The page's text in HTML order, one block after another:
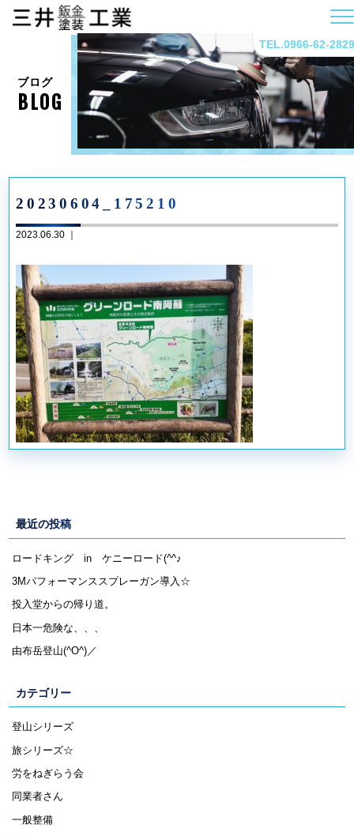
TEL.0966-62-2829
ブログ
BLOG
20230604_175210
2023.06.30 ｜
最近の投稿
ロードキング in ケニーロード(^^♪
3Mパフォーマンススプレーガン導入☆
投入堂からの帰り道。
日本一危険な、、、
由布岳登山(^O^)／
カテゴリー
登山シリーズ
旅シリーズ☆
労をねぎらう会
同業者さん
一般整備